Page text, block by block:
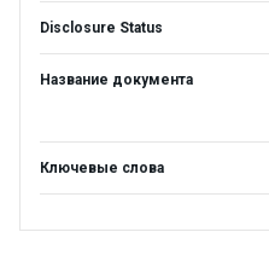
Disclosure Status
Название документа
Ключевые слова